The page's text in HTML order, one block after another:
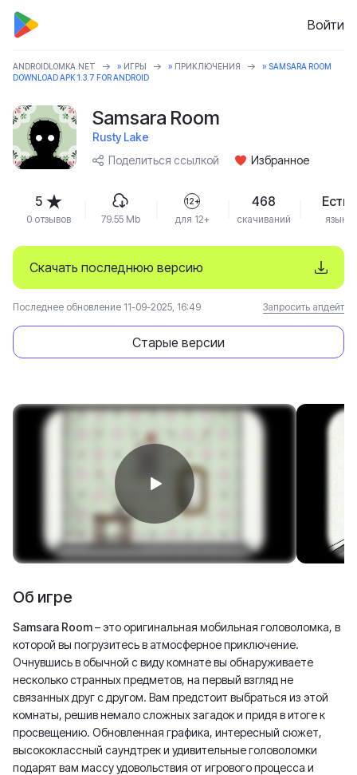
Войти
ANDROIDLOMKA.NET » ИГРЫ » ПРИКЛЮЧЕНИЯ
» SAMSARA ROOM
DOWNLOAD APK 1.3.7 FOR ANDROID
Samsara Room
Rusty Lake
Поделиться ссылкой
Избранное
Скачать последнюю версию
Старые версии
Последнее обновление 11-09-2025, 16:49 Запросить апдейт
5
0 отзывов 79.55 Mb
12+
для 12+
468
скачиваний
Есть
язык
Об игре
Samsara Room– это оригинальная мобильная головоломка, в
которой вы погрузитесь в атмосферное приключение.
Очнувшись в обычной с виду комнате вы обнаруживаете
несколько странных предметов, на первый взгляд не
связанных друг с другом. Вам предстоит выбраться из этой
комнаты, решив немало сложных загадок и придя в итоге к
просвещению. Обновленная графика, интересный сюжет,
высококлассный саундтрек и удивительные головоломки
подарят вам массу удовольствия от игрового процесса и